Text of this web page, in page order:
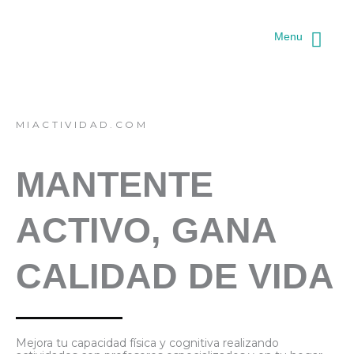
Menu
MIACTIVIDAD.COM
MANTENTE
ACTIVO, GANA
CALIDAD DE VIDA
Mejora tu capacidad física y cognitiva realizando